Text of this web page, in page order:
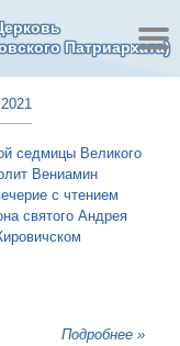
Патриархата)
седмицы Великого
Вениамин
с чтением
святого Андрея
Подробнее »